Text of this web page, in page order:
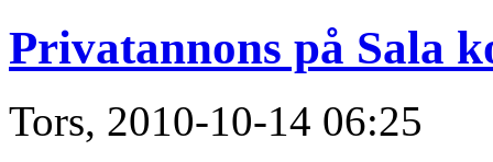
Privatannons på Sala
Tors, 2010-10-14 06:25